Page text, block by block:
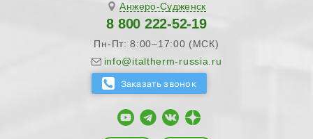
Анжеро-Судженск
8 800 222-52-19
Пн-Пт: 8:00–17:00 (МСК)
info@italtherm-russia.ru